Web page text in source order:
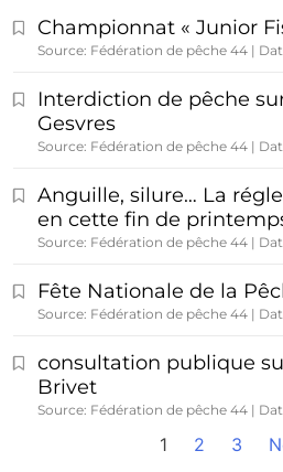
Championnat « Junior
Source: Fédération de pêche 44
Interdiction de pêche
Gesvres
Source: Fédération de pêche 44
Anguille, silure… La
en cette fin de
Source: Fédération de pêche 44
Fête Nationale de la
Source: Fédération de pêche 44
consultation publique
Brivet
Source: Fédération de pêche 44
1 2 3